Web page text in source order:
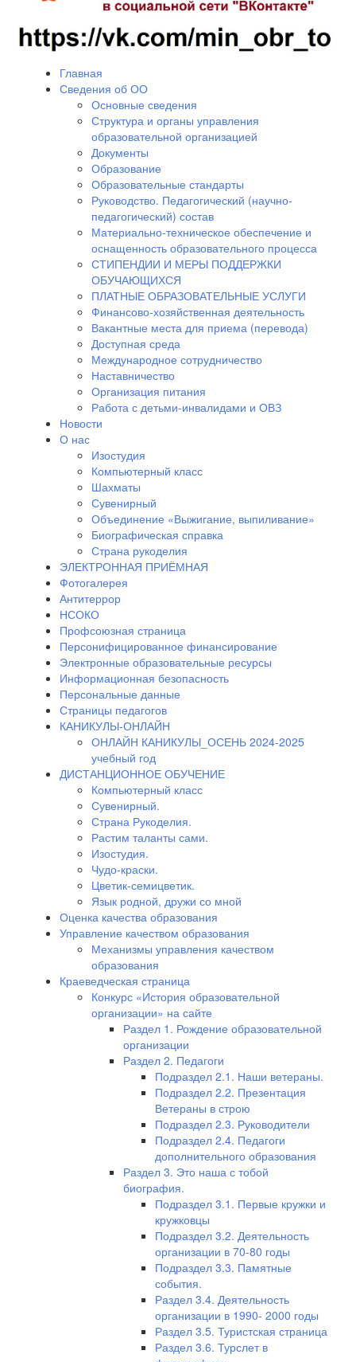
Главная
Сведения об ОО
Основные сведения
Структура и органы управления
образовательной организацией
Документы
Образование
Образовательные стандарты
Руководство. Педагогический (научно-
педагогический) состав
Материально-техническое обеспечение и
оснащенность образовательного процесса
СТИПЕНДИИ И МЕРЫ ПОДДЕРЖКИ
ОБУЧАЮЩИХСЯ
ПЛАТНЫЕ ОБРАЗОВАТЕЛЬНЫЕ УСЛУГИ
Финансово-хозяйственная деятельность
Вакантные места для приема (перевода)
Доступная среда
Международное сотрудничество
Наставничество
Организация питания
Работа с детьми-инвалидами и ОВЗ
Новости
О нас
Изостудия
Компьютерный класс
Шахматы
Сувенирный
Объединение «Выжигание, выпиливание»
Биографическая справка
Страна рукоделия
ЭЛЕКТРОННАЯ ПРИЁМНАЯ
Фотогалерея
Антитеррор
НСОКО
Профсоюзная страница
Персонифицированное финансирование
Электронные образовательные ресурсы
Информационная безопасность
Персональные данные
Страницы педагогов
КАНИКУЛЫ-ОНЛАЙН
ОНЛАЙН КАНИКУЛЫ_ОСЕНЬ 2024-2025
учебный год
ДИСТАНЦИОННОЕ ОБУЧЕНИЕ
Компьютерный класс
Сувенирный.
Страна Рукоделия.
Растим таланты сами.
Изостудия.
Чудо-краски.
Цветик-семицветик.
Язык родной, дружи со мной
Оценка качества образования
Управление качеством образования
Механизмы управления качеством
образования
Краеведческая страница
Конкурс «История образовательной
организации» на сайте
Раздел 1. Рождение образовательной
организации
Раздел 2. Педагоги
Подраздел 2.1. Наши ветераны.
Подраздел 2.2. Презентация
Ветераны в строю
Подраздел 2.3. Руководители
Подраздел 2.4. Педагоги
дополнительного образования
Раздел 3. Это наша с тобой
биография.
Подраздел 3.1. Первые кружки и
кружковцы
Подраздел 3.2. Деятельность
организации в 70-80 годы
Подраздел 3.3. Памятные
события.
Раздел 3.4. Деятельность
организации в 1990- 2000 годы
Раздел 3.5. Туристская страница
Раздел 3.6. Турслет в